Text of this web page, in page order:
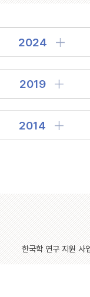
2024
2019
2014
한국학 연구 지원 사